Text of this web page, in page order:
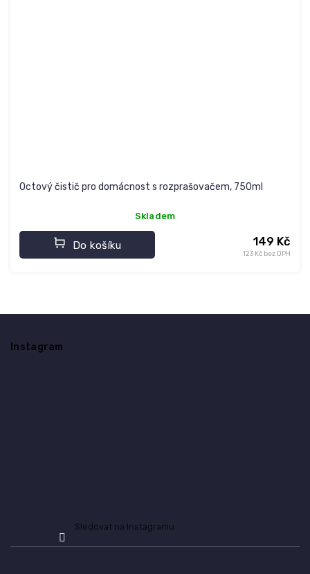
Octový čistič pro domácnost s rozprašovačem, 750ml
Skladem
123 Kč bez DPH
149 Kč
Do košíku
Instagram
Sledovat na Instagramu